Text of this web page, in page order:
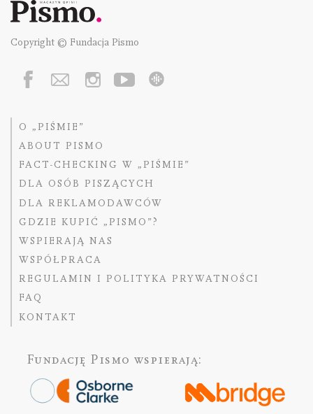
Copyright © Fundacja Pismo
O „PIŚMIE”
ABOUT PISMO
FACT-CHECKING W „PIŚMIE”
DLA OSÓB PISZĄCYCH
DLA REKLAMODAWCÓW
GDZIE KUPIĆ „PISMO”?
WSPIERAJĄ NAS
WSPÓŁPRACA
REGULAMIN I POLITYKA PRYWATNOŚCI
FAQ
KONTAKT
Fundację Pismo wspierają: